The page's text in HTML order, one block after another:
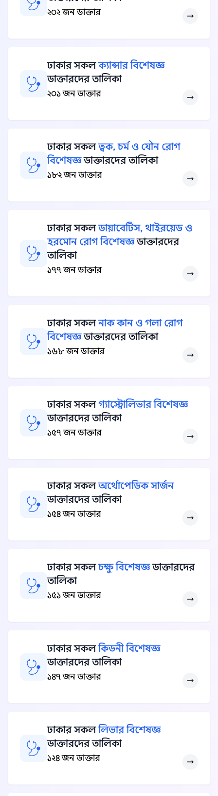
২০২ জন ডাক্তার
ঢাকার সকলক্যান্সার বিশেষজ্ঞ
ডাক্তারদের তালিকা
২০১ জন ডাক্তার
ঢাকার সকলত্বক, চর্ম ও যৌন রোগ
বিশেষজ্ঞডাক্তারদের তালিকা
১৮২ জন ডাক্তার
ঢাকার সকলডায়াবেটিস, থাইরয়েড ও
হরমোন রোগ বিশেষজ্ঞডাক্তারদের
তালিকা
১৭৭ জন ডাক্তার
ঢাকার সকলনাক কান ও গলা রোগ
বিশেষজ্ঞডাক্তারদের তালিকা
১৬৮ জন ডাক্তার
ঢাকার সকলগ্যাস্ট্রোলিভার বিশেষজ্ঞ
ডাক্তারদের তালিকা
১৫৭ জন ডাক্তার
ঢাকার সকলঅর্থোপেডিক সার্জন
ডাক্তারদের তালিকা
১৫৪ জন ডাক্তার
ঢাকার সকলচক্ষু বিশেষজ্ঞডাক্তারদের
তালিকা
১৫১ জন ডাক্তার
ঢাকার সকলকিডনী বিশেষজ্ঞ
ডাক্তারদের তালিকা
১৪৭ জন ডাক্তার
ঢাকার সকললিভার বিশেষজ্ঞ
ডাক্তারদের তালিকা
১২৪ জন ডাক্তার